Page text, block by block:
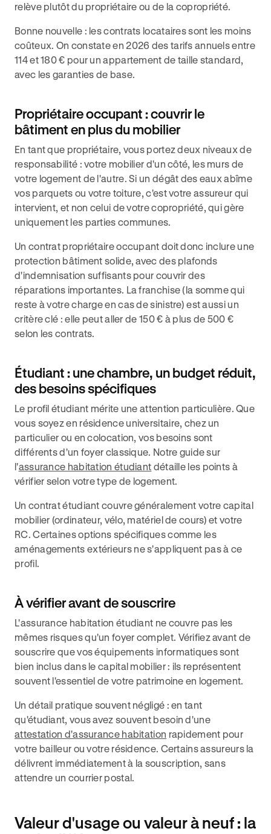
relève plutôt du propriétaire ou de la copropriété.
Bonne nouvelle : les contrats locataires sont les moins
coûteux. On constate en 2026 des tarifs annuels entre
114 et 180 € pour un appartement de taille standard,
avec les garanties de base.
Propriétaire occupant : couvrir le
bâtiment en plus du mobilier
En tant que propriétaire, vous portez deux niveaux de
responsabilité : votre mobilier d'un côté, les murs de
votre logement de l'autre. Si un dégât des eaux abîme
vos parquets ou votre toiture, c'est votre assureur qui
intervient, et non celui de votre copropriété, qui gère
uniquement les parties communes.
Un contrat propriétaire occupant doit donc inclure une
protection bâtiment solide, avec des plafonds
d'indemnisation suffisants pour couvrir des
réparations importantes. La franchise (la somme qui
reste à votre charge en cas de sinistre) est aussi un
critère clé : elle peut aller de 150 € à plus de 500 €
selon les contrats.
Étudiant : une chambre, un budget réduit,
des besoins spécifiques
Le profil étudiant mérite une attention particulière. Que
vous soyez en résidence universitaire, chez un
particulier ou en colocation, vos besoins sont
différents d'un foyer classique. Notre guide sur
l'assurance habitation étudiant détaille les points à
vérifier selon votre type de logement.
Un contrat étudiant couvre généralement votre capital
mobilier (ordinateur, vélo, matériel de cours) et votre
RC. Certaines options spécifiques comme les
aménagements extérieurs ne s'appliquent pas à ce
profil.
À vérifier avant de souscrire
L'assurance habitation étudiant ne couvre pas les
mêmes risques qu'un foyer complet. Vérifiez avant de
souscrire que vos équipements informatiques sont
bien inclus dans le capital mobilier : ils représentent
souvent l'essentiel de votre patrimoine en logement.
Un détail pratique souvent négligé : en tant
qu'étudiant, vous avez souvent besoin d'une
attestation d'assurance habitation rapidement pour
votre bailleur ou votre résidence. Certains assureurs la
délivrent immédiatement à la souscription, sans
attendre un courrier postal.
Valeur d'usage ou valeur à neuf : la